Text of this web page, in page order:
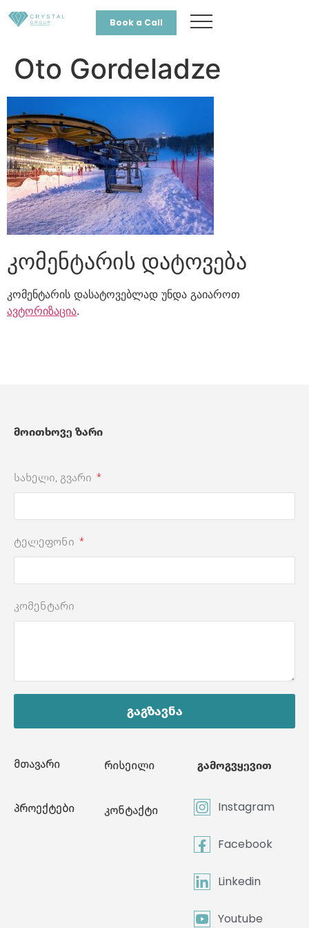
Book a Call
Oto Gordeladze
კომენტარის დატოვება
კომენტარის დასატოვებლად უნდა გაიაროთ
ავტორიზაცია.
მთავარი
პროექტები
რისეილი
კონტაქტი
გამოგვყევით
Instagram
Facebook
Linkedin
Youtube
მოითხოვე ზარი
სახელი, გვარი
ტელეფონი
კომენტარი
გაგზავნა